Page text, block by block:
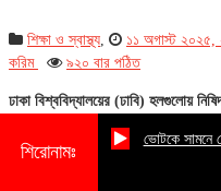
শিক্ষা ও স্বাস্থ্য, ১১ অগাস্ট
করিম
৯২০ বার পঠিত
ঢাকা বিশ্ববিদ্যালয়ের (ঢাবি) হলগুলোয়
দাবি করেছেন ছাত্রদলের সভাপতি রাকিবুল
গোয়েন্দা তথ্য আছে, প্রতি...
শিরোনামঃ
ভোটকে সামনে রেখে ৯৬